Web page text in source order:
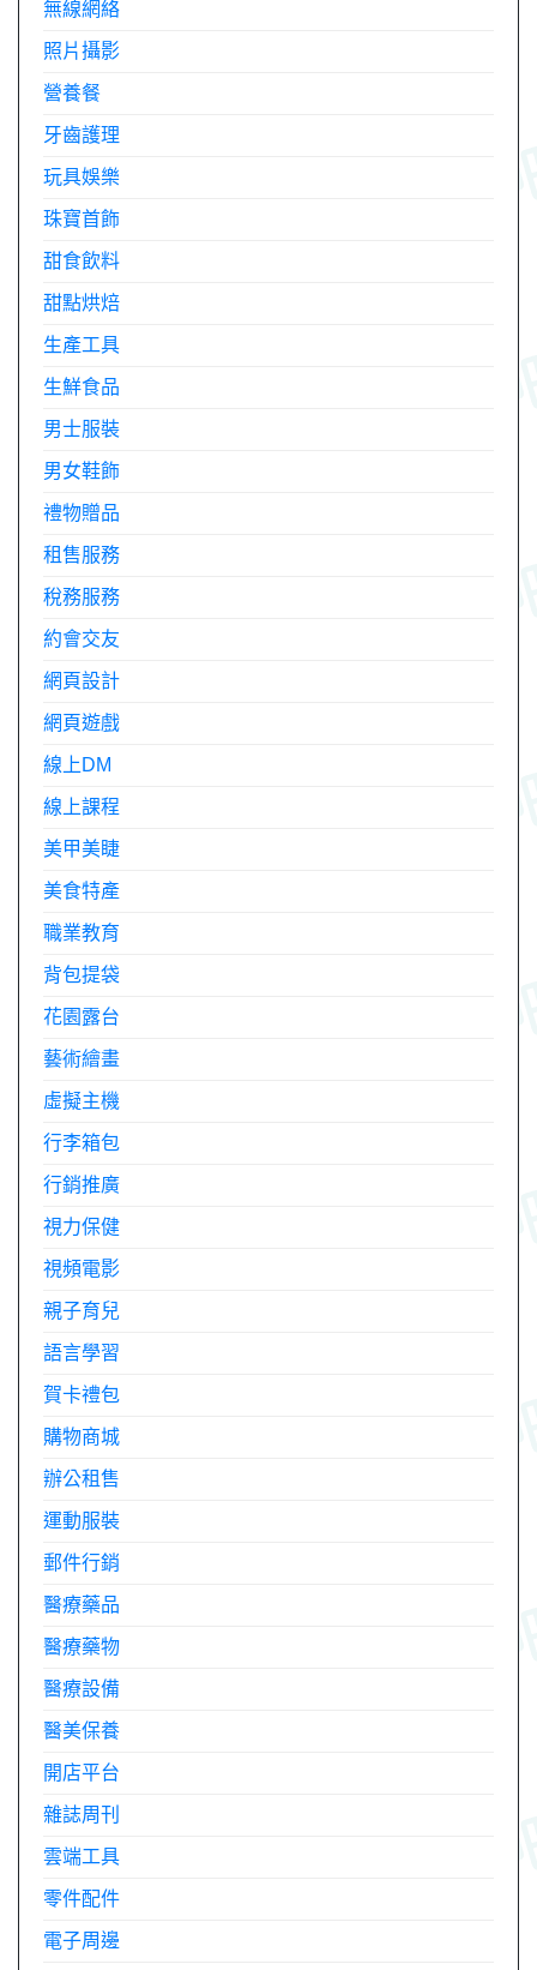
無線網絡
照片攝影
營養餐
牙齒護理
玩具娛樂
珠寶首飾
甜食飲料
甜點烘焙
生產工具
生鮮食品
男士服裝
男女鞋飾
禮物贈品
租售服務
稅務服務
約會交友
網頁設計
網頁遊戲
線上DM
線上課程
美甲美睫
美食特產
職業教育
背包提袋
花園露台
藝術繪畫
虛擬主機
行李箱包
行銷推廣
視力保健
視頻電影
親子育兒
語言學習
賀卡禮包
購物商城
辦公租售
運動服裝
郵件行銷
醫療藥品
醫療藥物
醫療設備
醫美保養
開店平台
雜誌周刊
雲端工具
零件配件
電子周邊